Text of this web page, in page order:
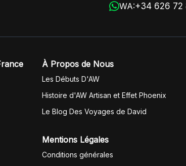
WA:+34 626 72
À Propos de Nous
Les Débuts D'AW
Histoire d'AW Artisan et Effet Phoenix
Le Blog Des Voyages de David
Mentions Légales
Conditions générales